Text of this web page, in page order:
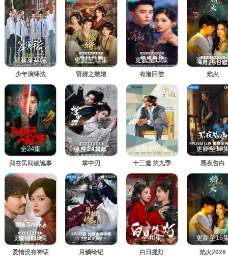
更新至10集
少年演绎法
更新至12集
贤婿之憨婿
更新至19集
有港回信
更新至16
焰火
全24集
我在民间破诡事
全24集
掌中刃
更新至06集
十三邀 第九季
更新至12
黑夜告白
更新至10集
爱情没有神话
全29集
月鳞绮纪
全40集
白日提灯
更新至16
焰火2026